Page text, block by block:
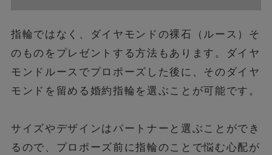
指輪ではなく、ダイヤモンドの裸石（ルース）そ
のものをプレゼントする方法もあります。ダイヤ
モンドルースでプロポーズした後に、そのダイヤ
モンドを留める婚約指輪を選ぶことが可能です。
サイズやデザインはパートナーと選ぶことができ
るので、プロポーズ前に指輪のことで悩む心配が